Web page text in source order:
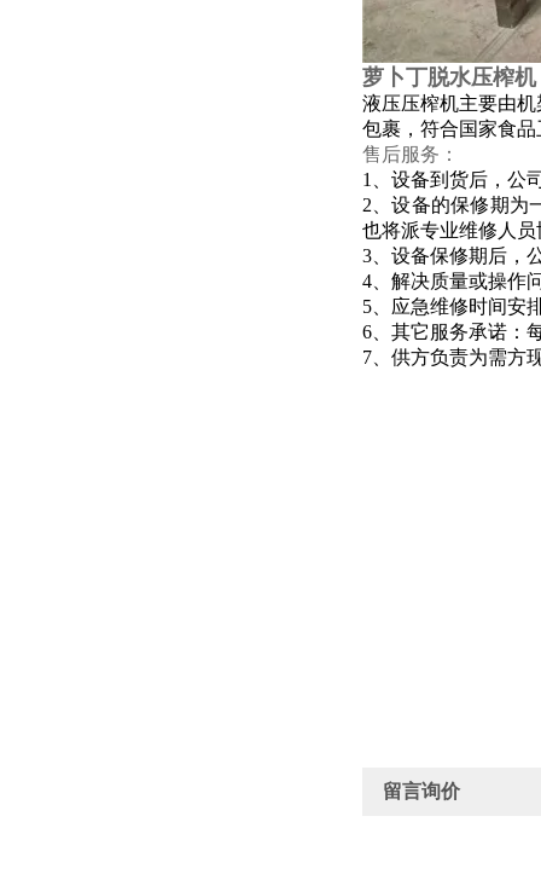
萝卜丁脱水压榨机
液压压榨机主要由
包裹，符合国家食
售后服务：
1、设备到货后，公
2、设备的保修期为
也将派专业维修人
3、设备保修期后，
4、解决质量或操作
5、应急维修时间安
6、其它服务承诺：
7、供方负责为需方
留言询价